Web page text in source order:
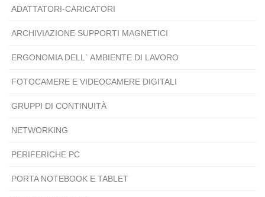
ADATTATORI-CARICATORI
ARCHIVIAZIONE SUPPORTI MAGNETICI
ERGONOMIA DELL` AMBIENTE DI LAVORO
FOTOCAMERE E VIDEOCAMERE DIGITALI
GRUPPI DI CONTINUITÀ
NETWORKING
PERIFERICHE PC
PORTA NOTEBOOK E TABLET